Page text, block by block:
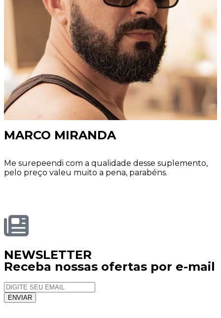
MARCO MIRANDA
Me surepeendi com a qualidade desse suplemento,
pelo preço valeu muito a pena, parabéns.
NEWSLETTER
Receba nossas ofertas por e-mail